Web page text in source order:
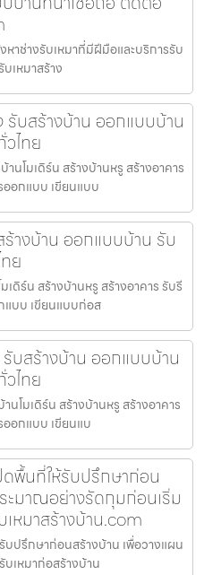
าช่างรับเหมาที่มีฝีมือและบริการรับ
เหมาสร้าง
รับสร้างบ้าน ออกแบบบ้าน
ไทย
นโมเดิร์น สร้างบ้านหรู สร้างอาคาร
ออกแบบ เขียนแบบ
างบ้าน ออกแบบบ้าน รับ
ย
ดิร์น สร้างบ้านหรู สร้างอาคาร รับรี
แบบ เขียนแบบก่อส
รับสร้างบ้าน ออกแบบบ้าน
ไทย
นโมเดิร์น สร้างบ้านหรู สร้างอาคาร
ออกแบบ เขียนแบ
พื้นที่ให้รับปรึกษาก่อน
ะมาณอย่างรัดกุมก่อนเริ่ม
หมาสร้างบ้าน.com
ปรึกษาก่อนสร้างบ้าน เพื่อวางแผน
เหมาก่อสร้างบ้าน